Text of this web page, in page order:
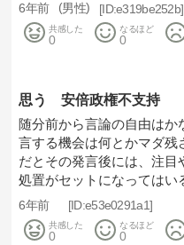
6年前 男性 e319be252b
共感した
0
なるほど
0
思う 安倍政権不支持
随分前から言論の自由はか
言する機会は何とかマダ残
だとその発言後には、注目
処置がセットになってはい
6年前 e53e0291a1
共感した
0
なるほど
0